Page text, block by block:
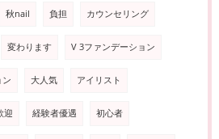
秋nail 負担 カウンセリング
変わります V 3ファンデーション
ン 大人気 アイリスト
迎 経験者優遇 初心者